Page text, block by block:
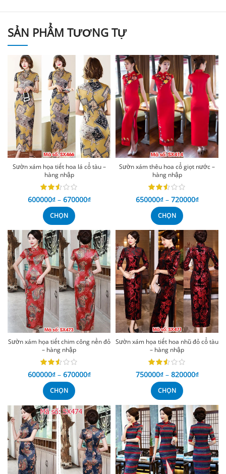
SẢN PHẨM TƯƠNG TỰ
Sườn xám họa tiết hoa lá cổ tàu –
hàng nhập
600000₫ – 670000₫
CHỌN
Sườn xám thêu hoa cổ giọt nước –
hàng nhập
650000₫ – 720000₫
CHỌN
Sườn xám họa tiết chim công nền đỏ
– hàng nhập
600000₫ – 670000₫
CHỌN
Sườn xám họa tiết hoa nhũ đỏ cổ tàu
– hàng nhập
750000₫ – 820000₫
CHỌN